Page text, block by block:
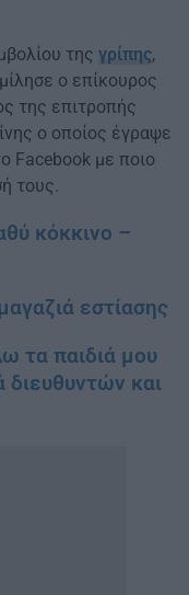
της γρίπης,
μίλησε ο επίκουρος
της επιτροπής
ο οποίος έγραψε
Facebook με ποιο
τους.
κόκκινο –
εστίασης
τα παιδιά μου
διευθυντών και